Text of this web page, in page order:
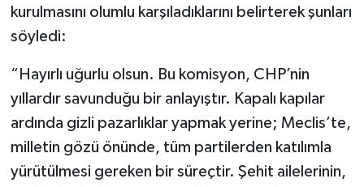
kurulmasını olumlu karşıladıklarını belirterek şunları
söyledi:
“Hayırlı uğurlu olsun. Bu komisyon, CHP’nin
yıllardır savunduğu bir anlayıştır. Kapalı kapılar
ardında gizli pazarlıklar yapmak yerine; Meclis’te,
milletin gözü önünde, tüm partilerden katılımla
yürütülmesi gereken bir süreçtir. Şehit ailelerinin,